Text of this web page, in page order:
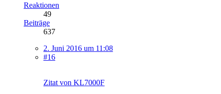
Reaktionen
49
Beiträge
637
2. Juni 2016 um 11:08
#16
Zitat von KL7000F